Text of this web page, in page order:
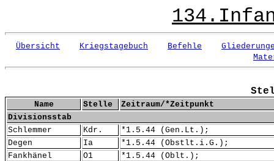
Übersicht Kriegstagebuch Befehle
Name Stelle
Zeitraum/*Zeitpunkt
Divisionsstab
Schlemmer
Kdr.
*1.5.44 (Gen.Lt.);
Degen
Ia
*1.5.44 (Obstlt.i.G.);
Fankhänel
O1
*1.5.44 (Oblt.);